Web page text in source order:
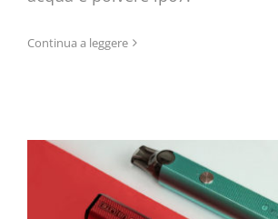
Continua a leggere
UB LITE POD: Pod Mod